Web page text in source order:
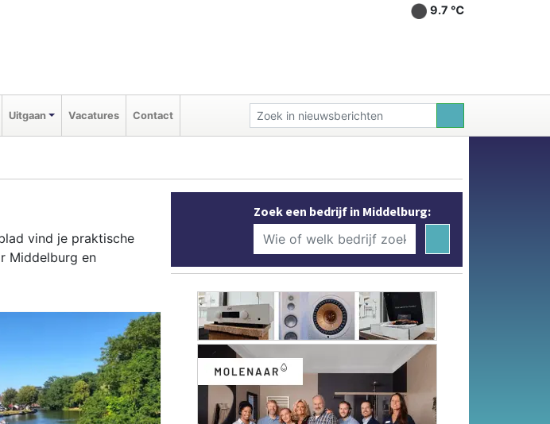
9.7 ℃
Uitgaan Vacatures Contact
vind je praktische
Middelburg en
Marktdag en het
Zoek een bedrijf in Middelburg: